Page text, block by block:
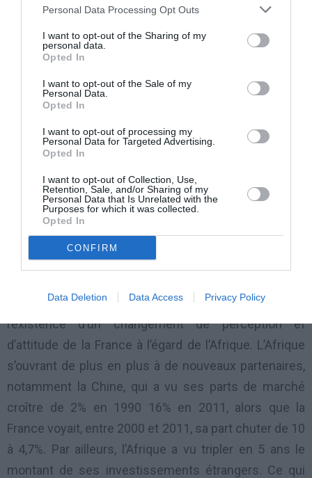
Personal Data Processing Opt Outs
I want to opt-out of the Sharing of my
personal data.
Opted In
I want to opt-out of the Sale of my
Personal Data.
Opted In
I want to opt-out of processing my
Personal Data for Targeted Advertising.
Opted In
I want to opt-out of Collection, Use,
Retention, Sale, and/or Sharing of my
Personal Data that Is Unrelated with the
Purposes for which it was collected.
Opted In
CONFIRM
Data Deletion Data Access Privacy Policy
grandes puissances pour tirer parti de leur
compétition. Pour le président du capital-investisseur
PAI Partners, Lionel Zinsou, la France n’a
malheureusement pas suivi le rythme de la
croissance africaine malgré que les échanges avec le
continent ont continuellement augmenté.
L’Afrique, enjeu pour le développement de la France
En quête d’un élan économique, la France milite pour
un nouveau modèle de partenariat économique avec
l’Afrique. Le rapport publié à l’occasion du forum
intitulé «Pour un partenariat de l’avenir», souligne
l’existence d’un changement de perception et
d’attitude de la France à l’égard de l’Afrique. L’Afrique
s’ouvrant de plus en plus à de nouveaux partenaires,
notamment la Chine, qui a vu ses parts de marché
croître de 2% en 1990 16% en 2011, alors que la
France voyait, entre 2000 et 2011, sa part chuter de 10
à 4,7%. Par ailleurs, l’Afrique a vu tripler en 5 ans le
montant de ses investissements étrangers. Ce qui